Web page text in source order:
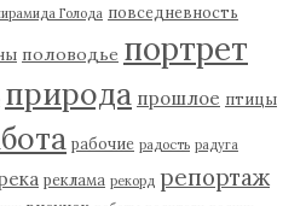
Голода повседневность
половодье портрет
природа прошлое птицы
рабочие радость радуга
реклама рекорд репортаж